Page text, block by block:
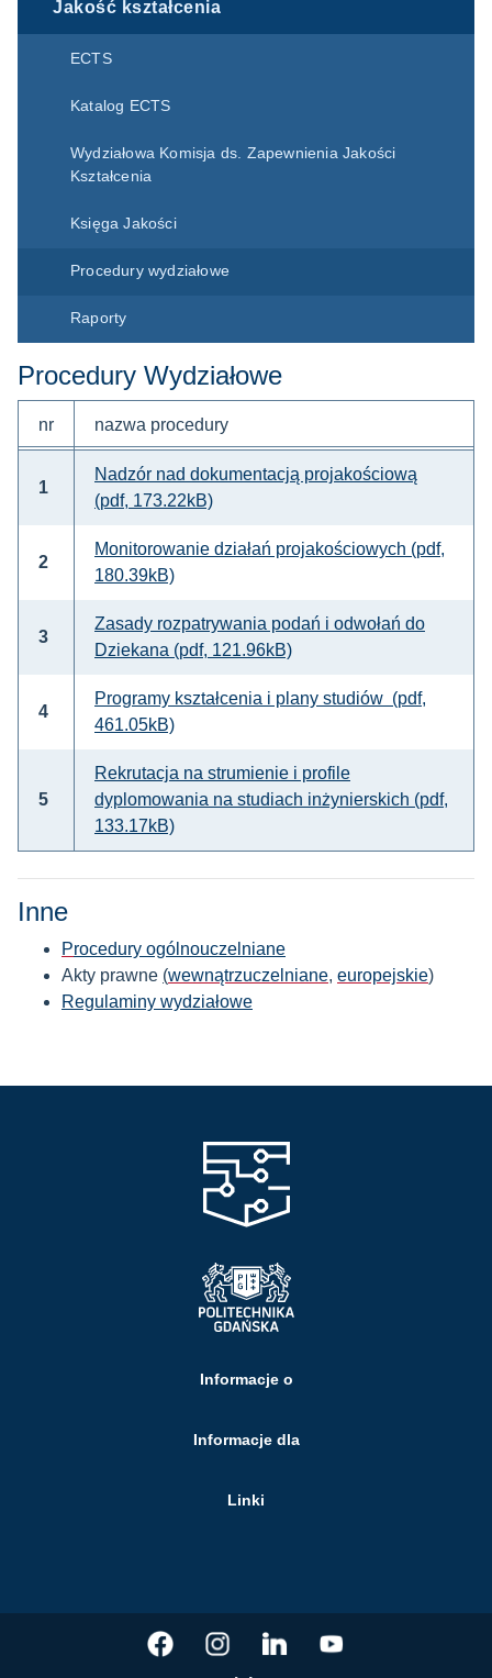
Jakość kształcenia
ECTS
Katalog ECTS
Wydziałowa Komisja ds. Zapewnienia Jakości
Kształcenia
Księga Jakości
Procedury wydziałowe
Raporty
Procedury Wydziałowe
nr nazwa procedury
1
Nadzór nad dokumentacją projakościową
(pdf, 173.22kB)
2
Monitorowanie działań projakościowych (pdf,
180.39kB)
3
Zasady rozpatrywania podań i odwołań do
Dziekana (pdf, 121.96kB)
4
Programy kształcenia i plany studiów (pdf,
461.05kB)
5
Rekrutacja na strumienie i profile
dyplomowania na studiach inżynierskich (pdf,
133.17kB)
Inne
Procedury ogólnouczelniane
Akty prawne (wewnątrzuczelniane, europejskie)
Regulaminy wydziałowe
Informacje o
Informacje dla
Linki